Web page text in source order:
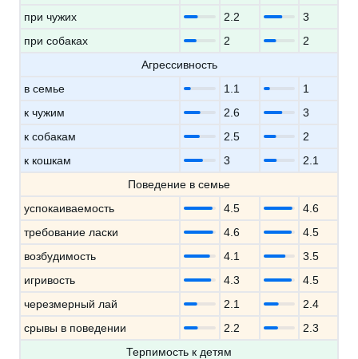
при чужих
2.2
3
при собаках
2
2
Агрессивность
в семье
1.1
1
к чужим
2.6
3
к собакам
2.5
2
к кошкам
3
2.1
Поведение в семье
успокаиваемость
4.5
4.6
требование ласки
4.6
4.5
возбудимость
4.1
3.5
игривость
4.3
4.5
черезмерный лай
2.1
2.4
срывы в поведении
2.2
2.3
Терпимость к детям